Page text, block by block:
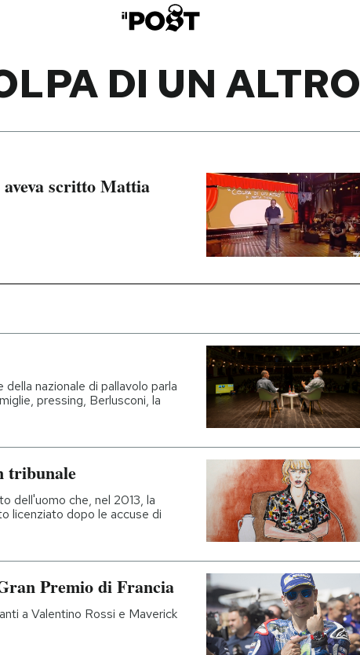
DI UN ALTRO
aveva scritto Mattia
della nazionale di pallavolo parla
pressing, Berlusconi, la
tribunale
dell'uomo che, nel 2013, la
licenziato dopo le accuse di
Premio di Francia
a Valentino Rossi e Maverick